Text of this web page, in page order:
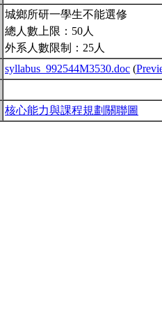
城鄉所研一學生不能選修
總人數上限：50人
外系人數限制：25人
syllabus_992544M3530.doc (
核心能力與課程規劃關聯圖